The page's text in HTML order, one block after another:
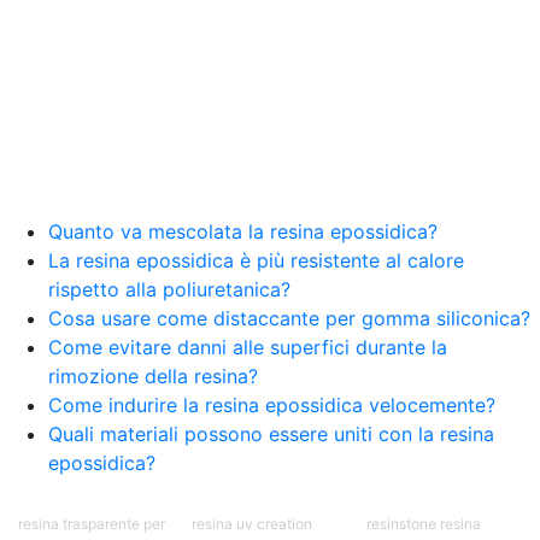
bicomponente plastica Bicomponente
trasparente Pasta bicomponente per metalli
Epossidica bicomponente Bicomponente
epossidico Colle bicomponenti Epossidica
significato Epossidico significato Polietilene telo
Smalto epossidico Colla epossidica legno Colla
epossidica per plastica Collanti epossidici Colla
bicomponente per plastica Cariche per Epossidici
Cariche Epossidiche Adesivo bicomponente
epossidico Colla bicomponente epossidica
Pavimento epossidico Acquista Glitter Epossidico
Mastice epossidico Adesivo epossidico
Quanto va mescolata la resina epossidica?
La resina epossidica è più resistente al calore
rispetto alla poliuretanica?
Cosa usare come distaccante per gomma siliconica?
Come evitare danni alle superfici durante la
rimozione della resina?
Come indurire la resina epossidica velocemente?
Quali materiali possono essere uniti con la resina
epossidica?
resina trasparente per
resina uv creation
resinstone resina